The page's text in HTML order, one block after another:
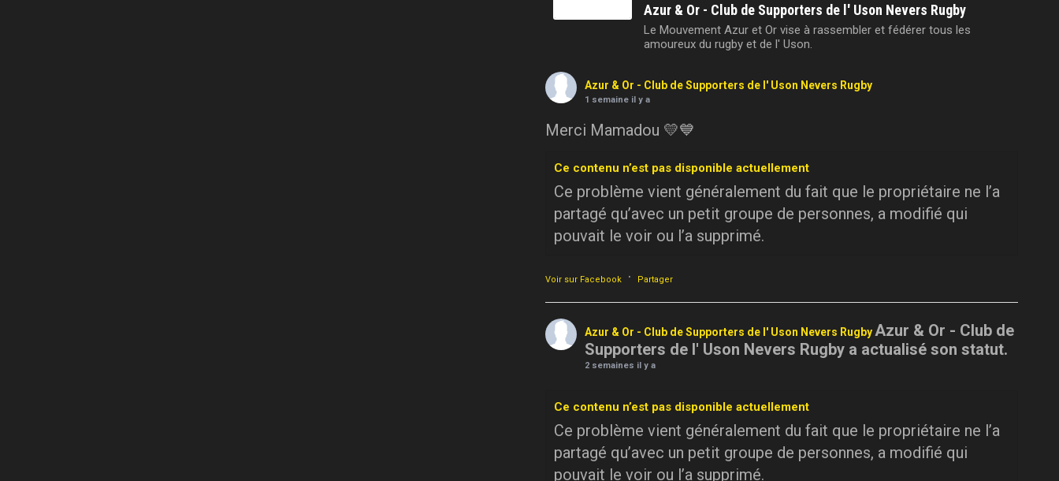
Azur & Or - Club de Supporters de l' Uson Nevers Rugby
Le Mouvement Azur et Or vise à rassembler et fédérer tous les
amoureux du rugby et de l' Uson.
Azur & Or - Club de Supporters de l' Uson Nevers Rugby
1 semaine il y a
Merci Mamadou 💛💙
Ce contenu n’est pas disponible actuellement
Ce problème vient généralement du fait que le propriétaire ne l’a
partagé qu’avec un petit groupe de personnes, a modifié qui
pouvait le voir ou l’a supprimé.
Voir sur Facebook · Partager
Azur & Or - Club de Supporters de l' Uson Nevers RugbyAzur & Or - Club de
Supporters de l' Uson Nevers Rugby a actualisé son statut.
2 semaines il y a
Ce contenu n’est pas disponible actuellement
Ce problème vient généralement du fait que le propriétaire ne l’a
partagé qu’avec un petit groupe de personnes, a modifié qui
pouvait le voir ou l’a supprimé.